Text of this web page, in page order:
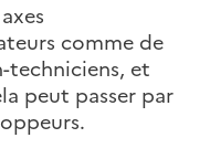
comme de
techniciens, et
peut passer par